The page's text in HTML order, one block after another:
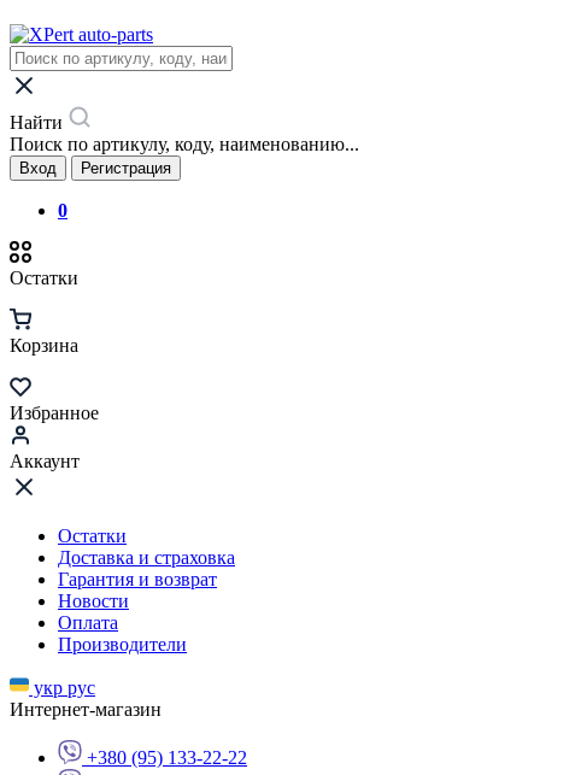
Найти
Поиск по артикулу, коду, наименованию...
Вход Регистрация
0
Остатки
Корзина
Избранное
Аккаунт
Остатки
Доставка и страховка
Гарантия и возврат
Новости
Оплата
Производители
укр рус
Интернет-магазин
+380 (95) 133-22-22